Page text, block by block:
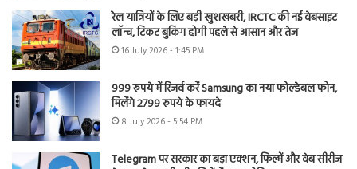
रेल यात्रियों के लिए बड़ी खुशखबरी, IRCTC की नई वेबसाइट
लॉन्च, टिकट बुकिंग होगी पहले से आसान और तेज
16 July 2026 - 1:45 PM
999 रुपये में रिजर्व करें Samsung का नया फोल्डेबल फोन,
मिलेंगे 2799 रुपये के फायदे
8 July 2026 - 5:54 PM
Telegram पर सरकार का बड़ा एक्शन, फिल्में और वेब सीरीज